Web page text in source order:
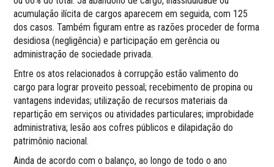
acumulação ilícita de cargos aparecem em seguida, com 125
dos casos. Também figuram entre as razões proceder de forma
desidiosa (negligência) e participação em gerência ou
administração de sociedade privada.
Entre os atos relacionados à corrupção estão valimento do
cargo para lograr proveito pessoal; recebimento de propina ou
vantagens indevidas; utilização de recursos materiais da
repartição em serviços ou atividades particulares; improbidade
administrativa; lesão aos cofres públicos e dilapidação do
patrimônio nacional.
Ainda de acordo com o balanço, ao longo de todo o ano